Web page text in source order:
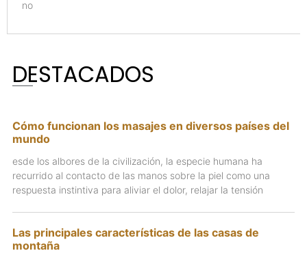
no
DESTACADOS
Cómo funcionan los masajes en diversos países del
mundo
esde los albores de la civilización, la especie humana ha
recurrido al contacto de las manos sobre la piel como una
respuesta instintiva para aliviar el dolor, relajar la tensión
Las principales características de las casas de
montaña